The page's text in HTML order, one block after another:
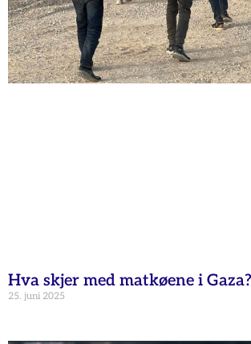
Hva skjer med matkøene i Gaza?
25. juni 2025